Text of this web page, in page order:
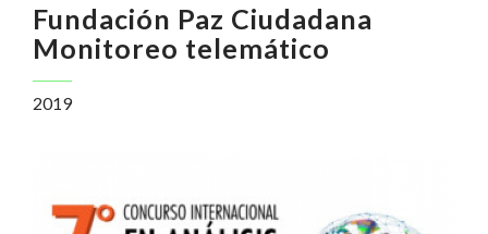
Fundación Paz Ciudadana
Monitoreo telemático
2019